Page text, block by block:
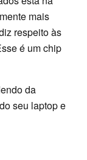
mais
respeito às
é um chip
da
seu laptop e